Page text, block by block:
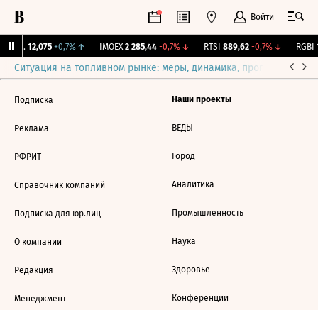
Войти
12,075 +0,7%↑ IMOEX 2 285,44 -0,7%↓ RTSI 889,62 -0,7%↓ RGBI
Ситуация на топливном рынке: меры, динамика, прогнозы
Подписка
Реклама
РФРИТ
Справочник компаний
Подписка для юр.лиц
О компании
Редакция
Менеджмент
Наши проекты
ВЕДЫ
Город
Аналитика
Промышленность
Наука
Здоровье
Конференции